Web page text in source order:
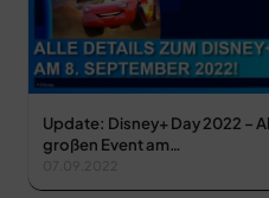
Update: Disney+ Day 2022 –
großen Event am…
07.09.2022